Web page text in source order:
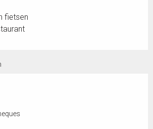
fietsen